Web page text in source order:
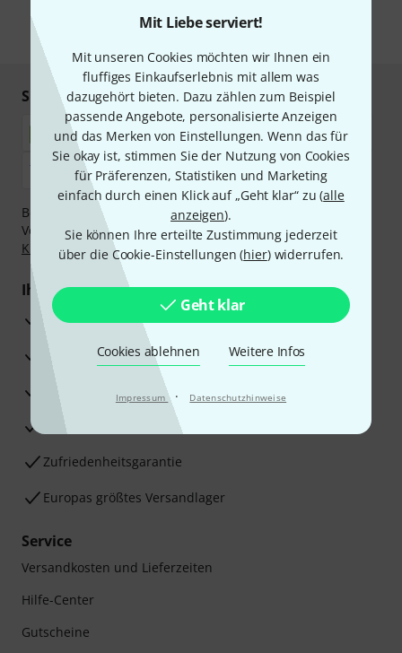
Mit Liebe serviert!
Mit unseren Cookies möchten wir Ihnen ein
fluffiges Einkaufserlebnis mit allem was
dazugehört bieten. Dazu zählen zum Beispiel
passende Angebote, personalisierte Anzeigen
und das Merken von Einstellungen. Wenn das für
Sie okay ist, stimmen Sie der Nutzung von Cookies
für Präferenzen, Statistiken und Marketing
einfach durch einen Klick auf „Geht klar“ zu (alle
anzeigen).
Sie können Ihre erteilte Zustimmung jederzeit
über die Cookie-Einstellungen (hier) widerrufen.
Geht klar
Cookies ablehnen Weitere Infos
Impressum · Datenschutzhinweise
Sicher einkaufen & bezahlen
Bezahlen Sie vertraulich und sicher per Nachnahme,
Vorkasse, PayPal, Amazon Pay,Klarna Sofort bezahlen
Klarna Ratenzahlungoder Kreditkarte.
Ihre Vorteile
3 Jahre Thomann Garantie
30 Tage Money-Back-Garantie
Beratung durch Fachexperten
Zufriedenheitsgarantie
Europas größtes Versandlager
Service
Versandkosten und Lieferzeiten
Hilfe-Center
Gutscheine